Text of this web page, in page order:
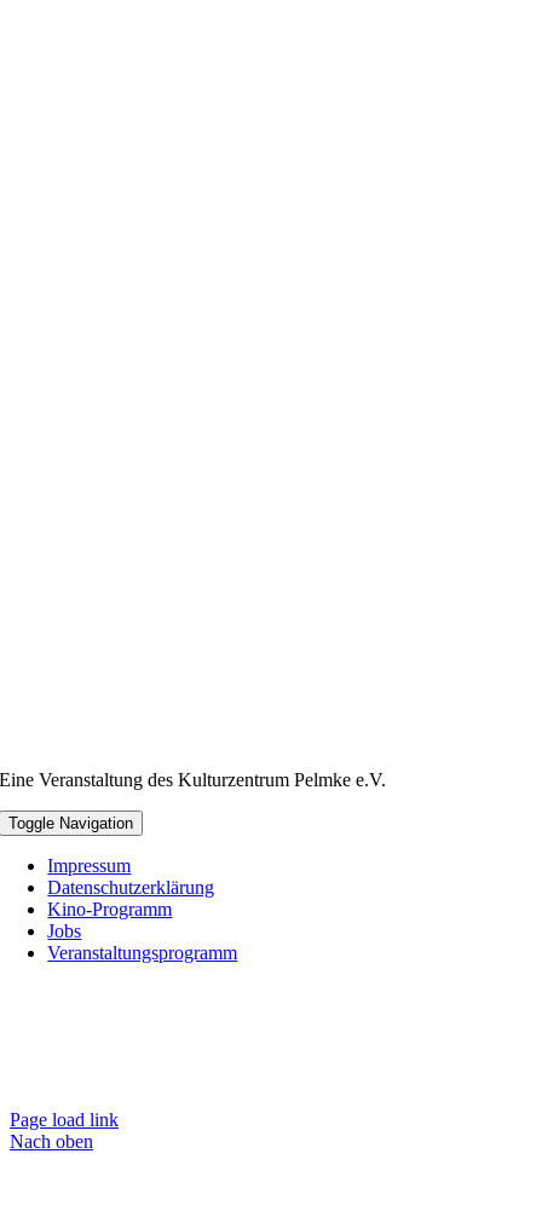
Eine Veranstaltung des Kulturzentrum Pelmke e.V.
Toggle Navigation
Impressum
Datenschutzerklärung
Kino-Programm
Jobs
Veranstaltungsprogramm
Page load link
Nach oben